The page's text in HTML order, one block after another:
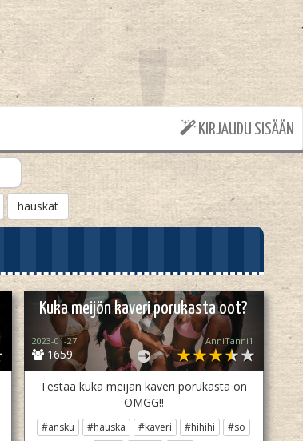
KIRJAUDU SISÄÄN
hauskat
Kuka meijön kaveri porukasta oot?
1659
2023-01-27 AnniTanni1
Testaa kuka meijän kaveri porukasta on
OMGG!!
#ansku #hauska #kaveri #hihihi
#so